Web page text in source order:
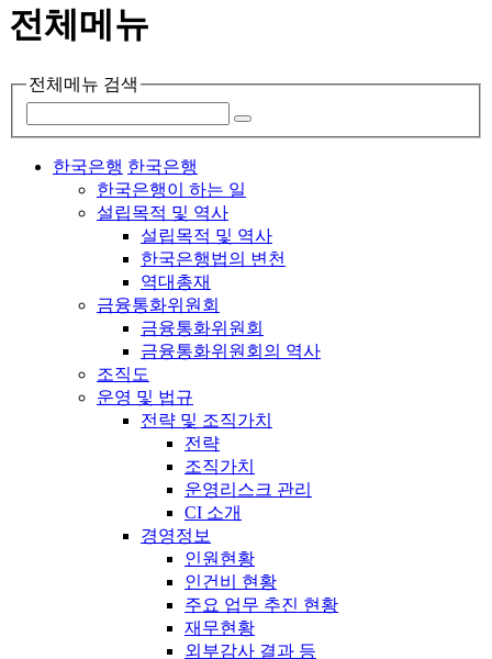
전체메뉴
전체메뉴 검색
한국은행 한국은행
한국은행이 하는 일
설립목적 및 역사
설립목적 및 역사
한국은행법의 변천
역대총재
금융통화위원회
금융통화위원회
금융통화위원회의 역사
조직도
운영 및 법규
전략 및 조직가치
전략
조직가치
운영리스크 관리
CI 소개
경영정보
인원현황
인건비 현황
주요 업무 추진 현황
재무현황
외부감사 결과 등